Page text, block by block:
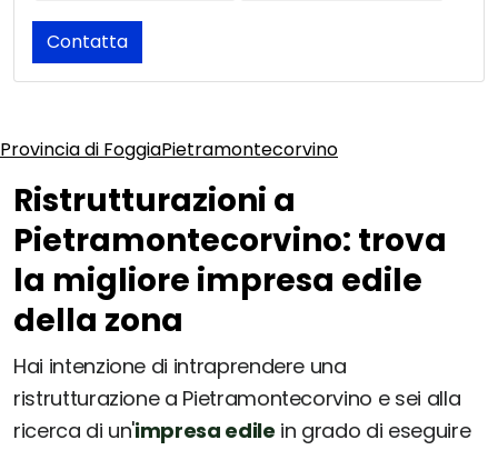
Contatta
Provincia di FoggiaPietramontecorvino
Ristrutturazioni a
Pietramontecorvino: trova
la migliore impresa edile
della zona
Hai intenzione di intraprendere una
ristrutturazione a Pietramontecorvino e sei alla
ricerca di un'impresa edile in grado di eseguire